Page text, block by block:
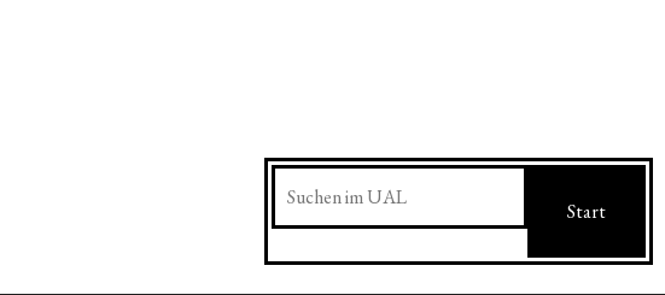
Suchen
Start